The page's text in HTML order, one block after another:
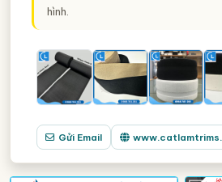
hình.
Gửi Email